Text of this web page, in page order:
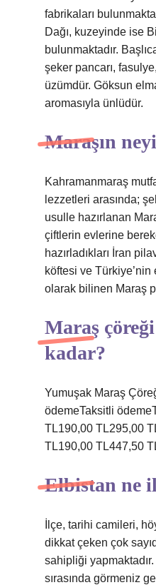
fabrikaları
Dağı, kuzeyinde ise
bulunmaktadır.
şeker pancarı,
üzümdür. Göksun
aromasıyla ünlüdür.
Maraşın
Kahramanmaraş
lezzetleri arasında;
usulle hazırlanan
çiftlerin evlerine
hazırladıkları İran
köftesi ve Türkiye’nin
olarak bilinen Maraş
Maraş
kadar?
Yumuşak Maraş
ödemeTaksitli
TL190,00 TL295,00
TL190,00 TL447,50
Elbistan ne
İlçe, tarihi camileri,
dikkat çeken çok
sahipliği
sırasında görmeniz